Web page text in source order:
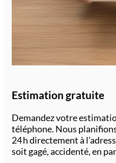
Estimation gratuite
Demandez votre
téléphone. Nous
24 h directement à
soit gagé, accidenté, en